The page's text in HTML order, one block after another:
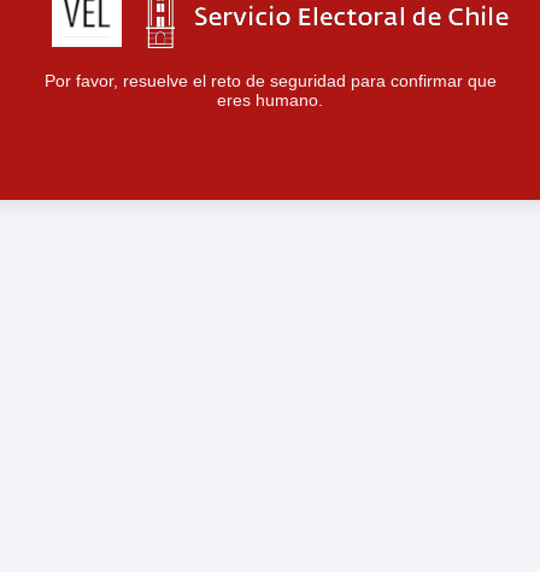
Por favor, resuelve el reto de seguridad para confirmar que
eres humano.